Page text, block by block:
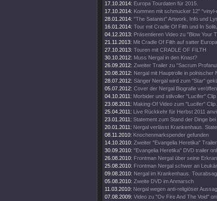
17.10.2014: Europa Tourdaten für 2015.
17.10.2014: Kommen mit schmucker 12" "vinyl-
28.01.2014: "The Satanist" Artwork, Info und
16.01.2014: Tour mit Cradle Of Filth und In
04.12.2013: Präsentieren Video zu "Blow Your
21.11.2013: Mit Cradle Of Filth auf satter
27.10.2013: Touren mit CRADLE OF FILTH
30.10.2012: Muss Nergal in den Knast?
26.09.2012: Zweiter Trailer zu "Sacrum
20.08.2012: Nergal mit Hauptrolle in polnischer
28.07.2012: Sänger Nergal wird zum "Star"
05.07.2012: Cover der Nergal Biografie
04.10.2011: Morbider und stilvoller "Lucifer" Clip
23.08.2011: Making-Of Video zum "Lucifer" Clip.
25.04.2011: Live Rückkehr für Herbst 2011
23.01.2011: Statement zum Stand der Dinge
20.01.2011: Nergal verlässt Krankenhaus.
08.11.2010: Knochenmarkspender gefunden
14.10.2010: Zweiter "Evangelia Heretika"
30.09.2010: "Evangelia Heretika" DVD trailer
26.08.2010: Frontman Nergal über seine
25.08.2010: Frontman Nergal schwer an
09.08.2010: Nergal im Krankenhaus.
05.08.2010: Zweite DVD im Anmarsch
11.03.2010: Nergal wegen anti-religiöser
07.08.2009: Video zu "Ov Fire And The Void"